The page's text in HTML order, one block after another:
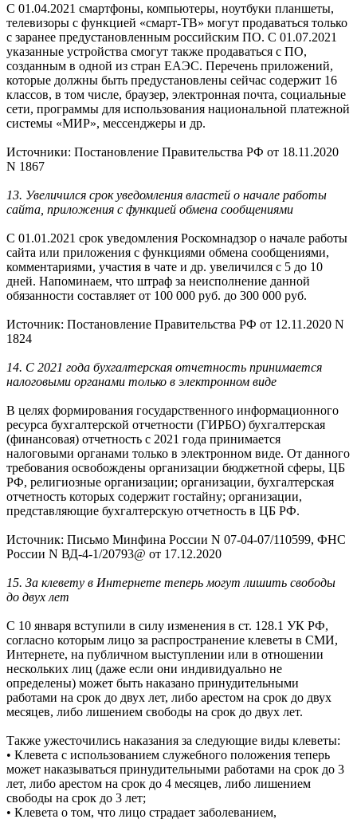
С 01.04.2021 смартфоны, компьютеры, ноутбуки планшеты,
телевизоры с функцией «смарт-ТВ» могут продаваться только
с заранее предустановленным российским ПО. С 01.07.2021
указанные устройства смогут также продаваться с ПО,
созданным в одной из стран ЕАЭС. Перечень приложений,
которые должны быть предустановлены сейчас содержит 16
классов, в том числе, браузер, электронная почта, социальные
сети, программы для использования национальной платежной
системы «МИР», мессенджеры и др.
Источники: Постановление Правительства РФ от 18.11.2020
N 1867
13. Увеличился срок уведомления властей о начале работы
сайта, приложения с функцией обмена сообщениями
С 01.01.2021 срок уведомления Роскомнадзор о начале работы
сайта или приложения с функциями обмена сообщениями,
комментариями, участия в чате и др. увеличился с 5 до 10
дней. Напоминаем, что штраф за неисполнение данной
обязанности составляет от 100 000 руб. до 300 000 руб.
Источник: Постановление Правительства РФ от 12.11.2020 N
1824
14. С 2021 года бухгалтерская отчетность принимается
налоговыми органами только в электронном виде
В целях формирования государственного информационного
ресурса бухгалтерской отчетности (ГИРБО) бухгалтерская
(финансовая) отчетность с 2021 года принимается
налоговыми органами только в электронном виде. От данного
требования освобождены организации бюджетной сферы, ЦБ
РФ, религиозные организации; организации, бухгалтерская
отчетность которых содержит гостайну; организации,
представляющие бухгалтерскую отчетность в ЦБ РФ.
Источник: Письмо Минфина России N 07-04-07/110599, ФНС
России N ВД-4-1/20793@ от 17.12.2020
15. За клевету в Интернете теперь могут лишить свободы
до двух лет
С 10 января вступили в силу изменения в ст. 128.1 УК РФ,
согласно которым лицо за распространение клеветы в СМИ,
Интернете, на публичном выступлении или в отношении
нескольких лиц (даже если они индивидуально не
определены) может быть наказано принудительными
работами на срок до двух лет, либо арестом на срок до двух
месяцев, либо лишением свободы на срок до двух лет.
Также ужесточились наказания за следующие виды клеветы:
• Клевета с использованием служебного положения теперь
может наказываться принудительными работами на срок до 3
лет, либо арестом на срок до 4 месяцев, либо лишением
свободы на срок до 3 лет;
• Клевета о том, что лицо страдает заболеванием,